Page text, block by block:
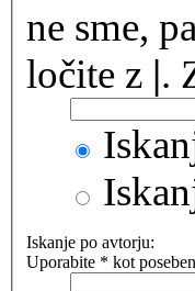
ne sme, pa
ločite z |.
Iskanje po avtorju:
Uporabite * kot